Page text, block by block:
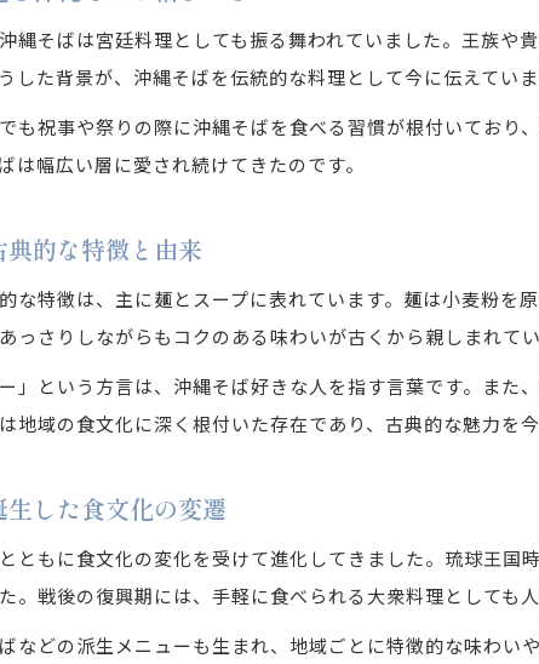
琉球王国と沖縄そば
縄そばは宮廷料理としても振る舞われていました。王族
した背景が、沖縄そばを伝統的な料理として今に伝えていま
も祝事や祭りの際に沖縄そばを食べる習慣が根付いてお
は幅広い層に愛され続けてきたのです。
的な特徴と由来
な特徴は、主に麺とスープに表れています。麺は小麦粉
っさりしながらもコクのある味わいが古くから親しまれてい
ー」という方言は、沖縄そば好きな人を指す言葉です。ま
地域の食文化に深く根付いた存在であり、古典的な魅力を
した食文化の変遷
ともに食文化の変化を受けて進化してきました。琉球王
。戦後の復興期には、手軽に食べられる大衆料理としても人
などの派生メニューも生まれ、地域ごとに特徴的な味わ